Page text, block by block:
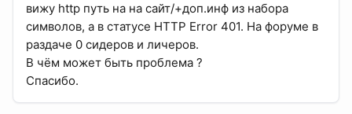
вижу http путь на на сайт/+доп.инф из набора
символов, а в статусе HTTP Error 401. На форуме в
раздаче 0 сидеров и личеров.
В чём может быть проблема ?
Спасибо.